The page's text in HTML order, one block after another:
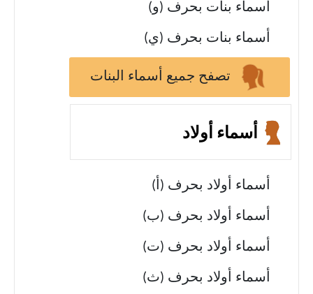
أسماء بنات بحرف (و)
أسماء بنات بحرف (ي)
تصفح جميع أسماء البنات
أسماء أولاد
أسماء أولاد بحرف (أ)
أسماء أولاد بحرف (ب)
أسماء أولاد بحرف (ت)
أسماء أولاد بحرف (ث)